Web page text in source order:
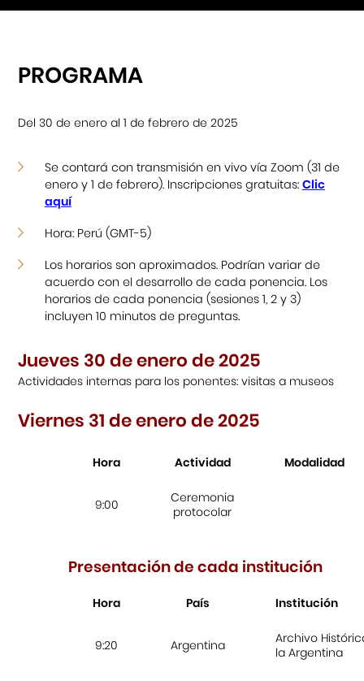
Teatro Peruano Japonés
PROGRAMA
Del 30 de enero al 1 de febrero de 2025
Se contará con transmisión en vivo vía Zoom (31 de
enero y 1 de febrero). Inscripciones gratuitas: Clic
aquí
Hora: Perú (GMT-5)
Los horarios son aproximados. Podrían variar de
acuerdo con el desarrollo de cada ponencia. Los
horarios de cada ponencia (sesiones 1, 2 y 3)
incluyen 10 minutos de preguntas.
Jueves 30 de enero de 2025
Actividades internas para los ponentes: visitas a museos
Viernes 31 de enero de 2025
Hora Actividad Modalidad
9:00
Ceremonia
protocolar
Presentación de cada institución
Hora País Institución
9:20 Argentina
Archivo
la Argentina